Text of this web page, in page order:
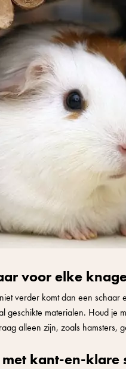
voor elke
verder komt dan een
geschikte materialen. Houd
alleen zijn, zoals hamsters,
kant-en-klare